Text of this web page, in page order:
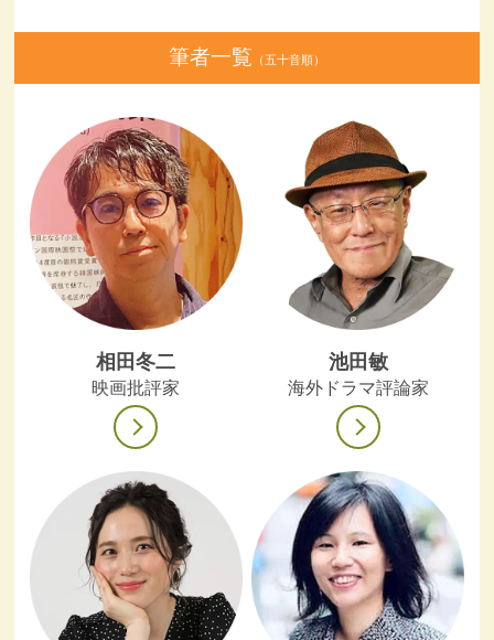
筆者一覧 （五十音順）
相田冬二
映画批評家
池田敏
海外ドラマ評論家